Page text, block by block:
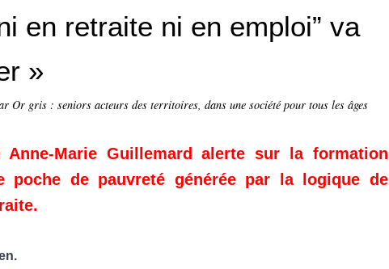
en retraite ni en emploi” va
»
Or gris : seniors acteurs des territoires, dans une société pour tous les âges
Anne-Marie Guillemard
alerte sur la formation
poche de pauvreté générée par la logique de